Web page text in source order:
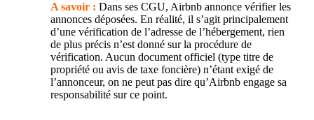
A savoir : Dans ses CGU, Airbnb annonce vérifier les
annonces déposées. En réalité, il s’agit principalement
d’une vérification de l’adresse de l’hébergement, rien
de plus précis n’est donné sur la procédure de
vérification. Aucun document officiel (type titre de
propriété ou avis de taxe foncière) n’étant exigé de
l’annonceur, on ne peut pas dire qu’Airbnb engage sa
responsabilité sur ce point.